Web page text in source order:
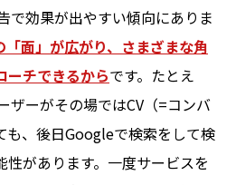
で効果が出やすい傾向にありま
「面」が広がり、さまざまな角
ーチできるからです。たとえ
ザーがその場ではCV（=コンバ
も、後日Googleで検索をして検
があります。一度サービスを